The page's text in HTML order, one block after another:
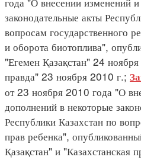
законодательные акты
вопросам государственного
и оборота биотоплива",
"Егемен Қазақстан" 24
правда" 23 ноября 2010 г.;
от 23 ноября 2010 года "О
дополнений в некоторые
Республики Казахстан по
прав ребенка",
Қазақстан" и "Казахстанская